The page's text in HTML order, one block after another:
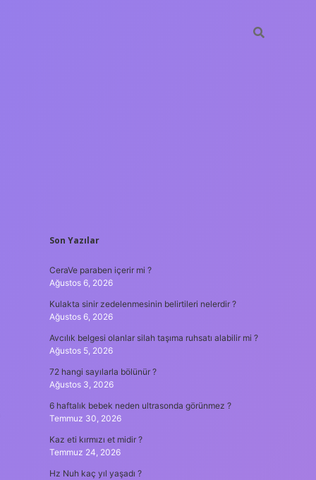
SIDEBAR
Son Yazılar
CeraVe paraben içerir mi ?
Ağustos 6, 2026
Kulakta sinir zedelenmesinin belirtileri nelerdir ?
Ağustos 6, 2026
Avcılık belgesi olanlar silah taşıma ruhsatı alabilir mi ?
Ağustos 5, 2026
72 hangi sayılarla bölünür ?
Ağustos 3, 2026
6 haftalık bebek neden ultrasonda görünmez ?
Temmuz 30, 2026
Kaz eti kırmızı et midir ?
Temmuz 24, 2026
Hz Nuh kaç yıl yaşadı ?